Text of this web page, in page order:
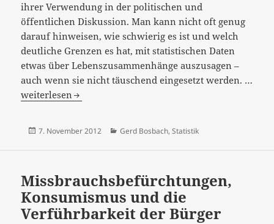
ihrer Verwendung in der politischen und
öffentlichen Diskussion. Man kann nicht oft genug
darauf hinweisen, wie schwierig es ist und welch
deutliche Grenzen es hat, mit statistischen Daten
etwas über Lebenszusammenhänge auszusagen –
auch wenn sie nicht täuschend eingesetzt werden. …
„Da
hält“
–
Statistik,
weiterlesen
Veröffentlicht
7. November 2012 Kategorien
Gerd Bosbach, Statistik
Missbrauchsbefürchtungen,
Konsumismus und die
Verführbarkeit der Bürger